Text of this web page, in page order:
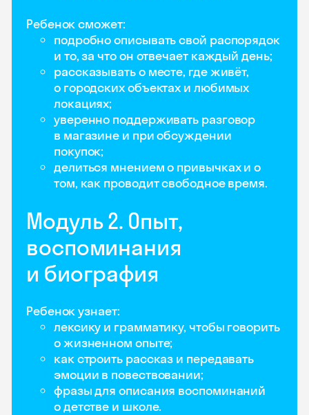
Ребенок сможет:
подробно описывать свой распорядок
и то, за что он отвечает каждый день;
рассказывать о месте, где живёт,
о городских объектах и любимых
локациях;
уверенно поддерживать разговор
в магазине и при обсуждении
покупок;
делиться мнением о привычках и о
том, как проводит свободное время.
Модуль 2. Опыт,
воспоминания
и биография
Ребенок узнает:
лексику и грамматику, чтобы говорить
о жизненном опыте;
как строить рассказ и передавать
эмоции в повествовании;
фразы для описания воспоминаний
о детстве и школе.